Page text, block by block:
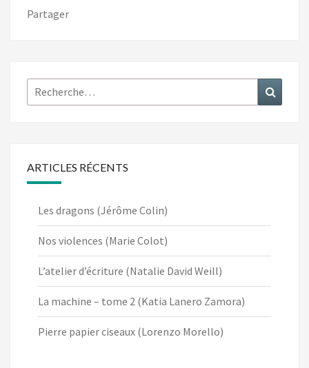
Partager
Rechercher :
ARTICLES RÉCENTS
Les dragons (Jérôme Colin)
Nos violences (Marie Colot)
L’atelier d’écriture (Natalie David Weill)
La machine – tome 2 (Katia Lanero Zamora)
Pierre papier ciseaux (Lorenzo Morello)